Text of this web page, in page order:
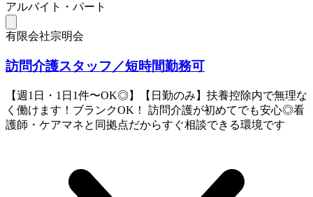
アルバイト・パート
有限会社宗明会
訪問介護スタッフ／短時間勤務可
【週1日・1日1件〜OK◎】【日勤のみ】扶養控除内で無理な
く働けます！ブランクOK！ 訪問介護が初めてでも安心◎看
護師・ケアマネと同拠点だからすぐ相談できる環境です